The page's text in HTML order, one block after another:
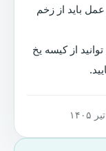
باید از زخم
از کیسه یخ